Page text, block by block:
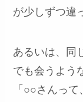
が少しずつ違
あるいは、同
でも会うよう
「○○さんっ